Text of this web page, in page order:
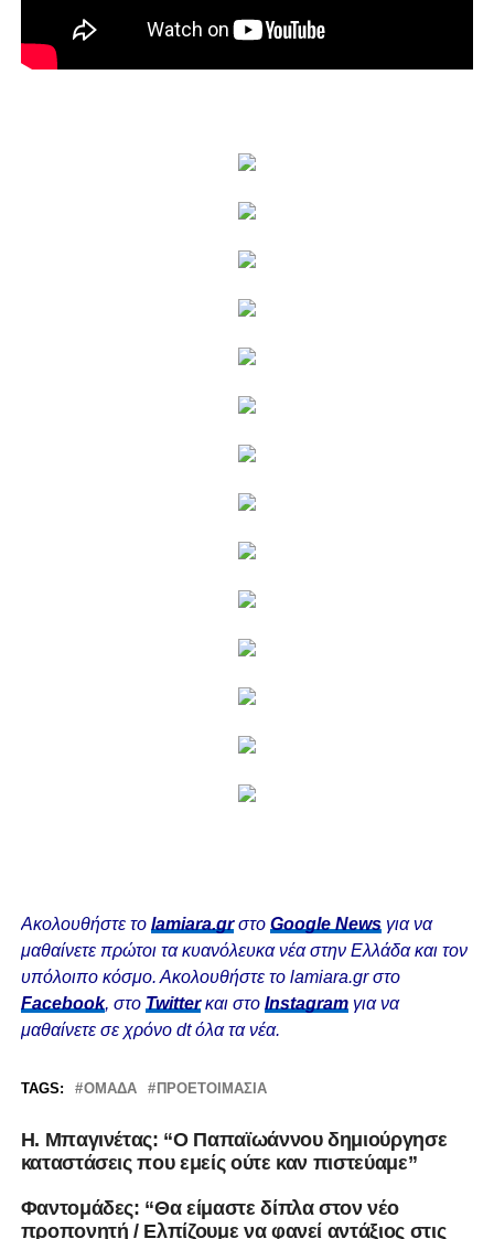
Ακολουθήστε το lamiara.grστο Google Newsγια να
μαθαίνετε πρώτοι τα κυανόλευκα νέα στην Ελλάδα και τον
υπόλοιπο κόσμο. Ακολουθήστε το lamiara.gr στο
Facebook, στο Twitterκαι στο Instagram για να
μαθαίνετε σε χρόνο dt όλα τα νέα.
TAGS: ΟΜΆΔΑ ΠΡΟΕΤΟΙΜΑΣΊΑ
Η. Μπαγινέτας: “Ο Παπαϊωάννου δημιούργησε
καταστάσεις που εμείς ούτε καν πιστεύαμε”
Φαντομάδες: “Θα είμαστε δίπλα στον νέο
προπονητή / Ελπίζουμε να φανεί αντάξιος στις